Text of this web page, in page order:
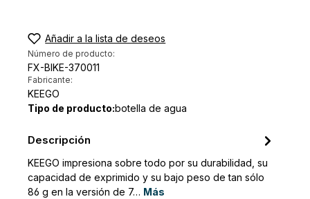
Añadir a la lista de deseos
Número de producto:
FX-BIKE-370011
Fabricante:
KEEGO
Tipo de producto:botella de agua
Descripción
KEEGO impresiona sobre todo por su durabilidad, su
capacidad de exprimido y su bajo peso de tan sólo
86 g en la versión de 7… Más